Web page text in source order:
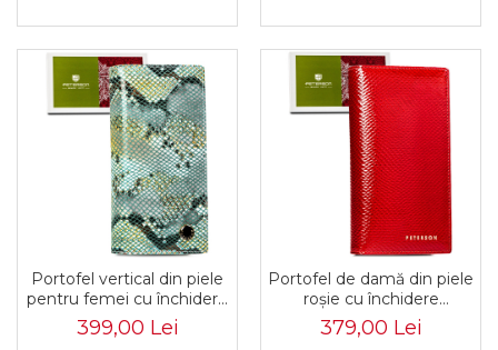
Portofel vertical din piele
pentru femei cu închidere
magnetică și textură
imitație piele de șarpe -
399,00 Lei
Portofel de damă din piele
roșie cu închidere
magnetică și lacăt RFID -
Peterson PTR-PTN
379,00 Lei